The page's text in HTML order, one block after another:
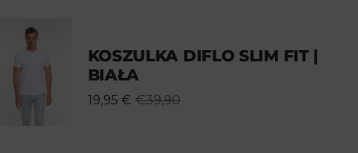
KOSZULKA DIFLO SLIM FIT |
BIAŁA
19,95 € €39,90